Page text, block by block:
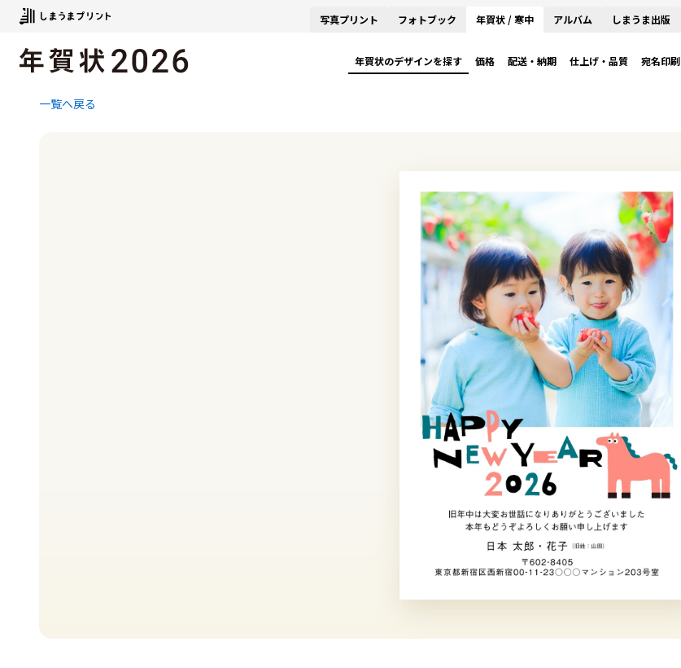
写真プリント フォトブック 年賀状 / 寒中 アルバム しまうま出版
年賀状のデザインを探す 価格 配送・納期 仕上げ・品質 宛名印刷
一覧へ戻る